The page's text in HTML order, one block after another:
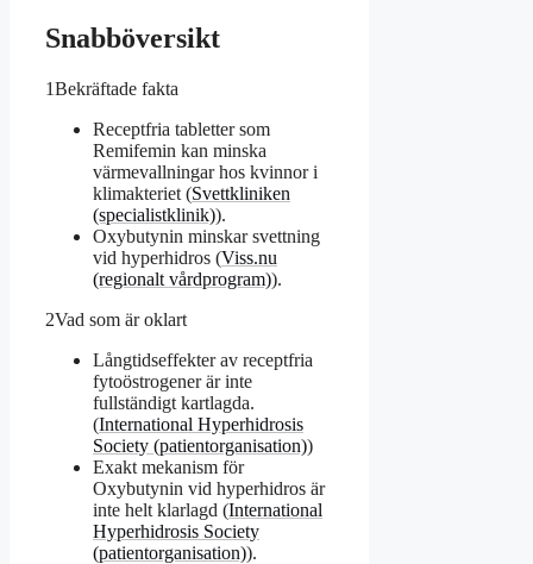
Snabböversikt
1Bekräftade fakta
Receptfria tabletter som
Remifemin kan minska
värmevallningar hos kvinnor i
klimakteriet (Svettkliniken
(specialistklinik)).
Oxybutynin minskar svettning
vid hyperhidros (Viss.nu
(regionalt vårdprogram)).
2Vad som är oklart
Långtidseffekter av receptfria
fytoöstrogener är inte
fullständigt kartlagda.
(International Hyperhidrosis
Society (patientorganisation))
Exakt mekanism för
Oxybutynin vid hyperhidros är
inte helt klarlagd (International
Hyperhidrosis Society
(patientorganisation)).